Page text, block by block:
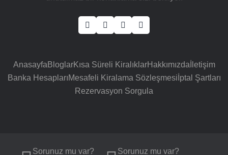
Anasayfa BloglarKısa Süreli KiralıklarHakkımızda İletişim
Banka HesaplarıMesafeli Kiralama Sözleşmesi İptal Şartları
Rezervasyon Sorgula
Sorunuz mu var? Sorunuz mu var?